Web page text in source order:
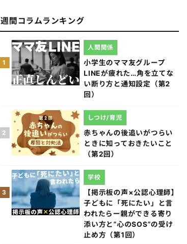
週間コラムランキング
1
小学生のママ友グループ
LINEが疲れた…角を立てな
い断り方と通知設定（第2
回）
人間関係
2
赤ちゃんの後追いがつらい
ときに知っておきたいこと
（第2回）
しつけ/育児
3
【掲示板の声×公認心理師】
子どもに「死にたい」と言
われたらー親ができる寄り
添い方と“心のSOS”の受け
止め方（第1回）
学校